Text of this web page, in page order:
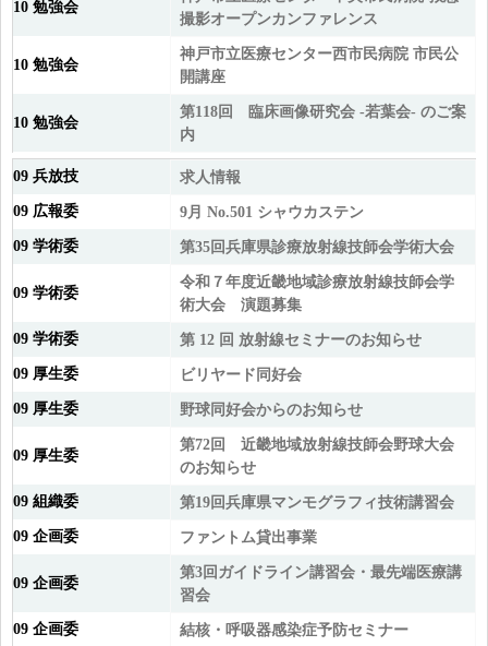
10 勉強会
撮影オープンカンファレンス
10 勉強会
神戸市立医療センター西市民病院 市民公
開講座
10 勉強会
第118回 臨床画像研究会 -若葉会- のご案
内
09 兵放技 求人情報
09 広報委 9月 No.501 シャウカステン
09 学術委 第35回兵庫県診療放射線技師会学術大会
09 学術委
令和７年度近畿地域診療放射線技師会学
術大会 演題募集
09 学術委 第 12 回 放射線セミナーのお知らせ
09 厚生委 ビリヤード同好会
09 厚生委 野球同好会からのお知らせ
09 厚生委
第72回 近畿地域放射線技師会野球大会
のお知らせ
09 組織委 第19回兵庫県マンモグラフィ技術講習会
09 企画委 ファントム貸出事業
09 企画委
第3回ガイドライン講習会・最先端医療講
習会
09 企画委 結核・呼吸器感染症予防セミナー